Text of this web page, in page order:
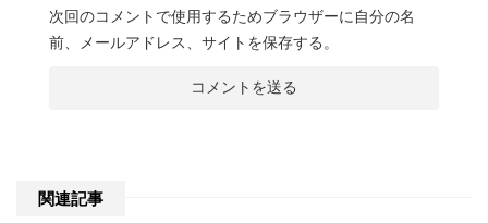
次回のコメントで使用するためブラウザーに自分の名
前、メールアドレス、サイトを保存する。
関連記事